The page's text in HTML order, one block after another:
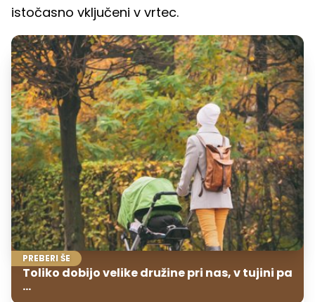
istočasno vključeni v vrtec.
PREBERI ŠE
Toliko dobijo velike družine pri nas, v tujini pa
...